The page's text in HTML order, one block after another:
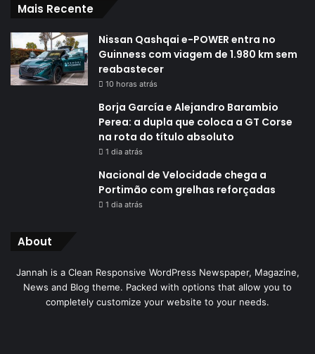
Mais Recente
Nissan Qashqai e-POWER entra no
Guinness com viagem de 1.980 km sem
reabastecer
10 horas atrás
Borja García e Alejandro Barambio
Perea: a dupla que coloca a GT Corse
na rota do título absoluto
1 dia atrás
Nacional de Velocidade chega a
Portimão com grelhas reforçadas
1 dia atrás
About
Jannah is a Clean Responsive WordPress Newspaper, Magazine,
News and Blog theme. Packed with options that allow you to
completely customize your website to your needs.